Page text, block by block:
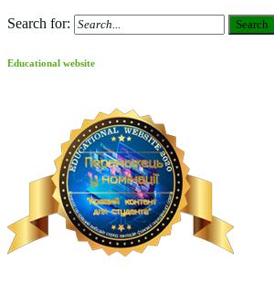
Search for: Search
Educational website